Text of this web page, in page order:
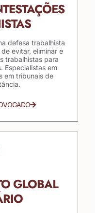
defesa trabalhista
evitar, eliminar e
trabalhistas para
Especialistas em
em tribunais de
GLOBAL